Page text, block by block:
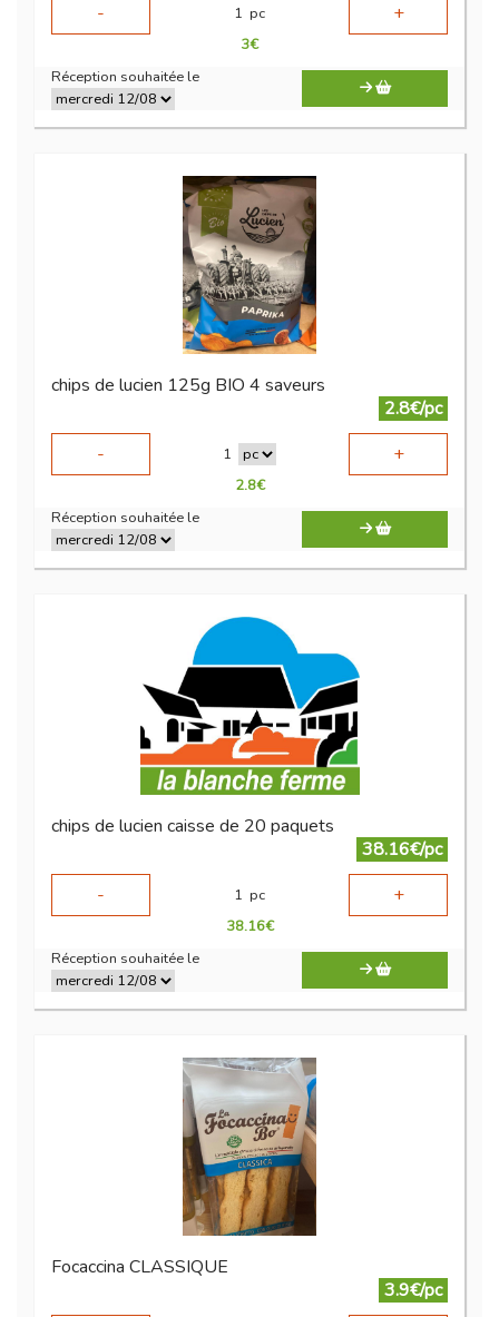
-
1 pc +
3€
Réception souhaitée le
chips de lucien 125g BIO 4 saveurs
2.8€/pc
-
1 +
2.8€
Réception souhaitée le
chips de lucien caisse de 20 paquets
38.16€/pc
-
1 pc +
38.16€
Réception souhaitée le
Focaccina CLASSIQUE
3.9€/pc